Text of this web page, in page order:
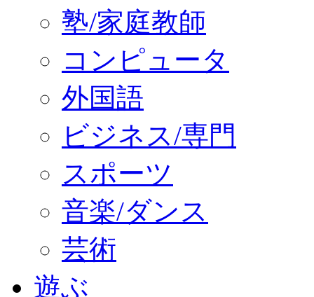
塾/家庭教師
コンピュータ
外国語
ビジネス/専門
スポーツ
音楽/ダンス
芸術
遊ぶ